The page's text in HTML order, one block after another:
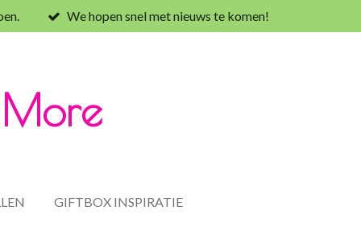
We hopen snel met nieuws te komen!
GIFTBOX INSPIRATIE